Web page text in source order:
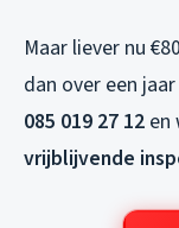
Maar liever nu
dan over een
085 019 27 12 en
vrijblijvende